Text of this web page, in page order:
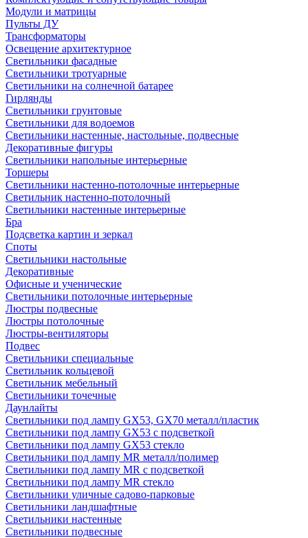
Модули и матрицы
Пульты ДУ
Трансформаторы
Освещение архитектурное
Светильники фасадные
Светильники тротуарные
Светильники на солнечной батарее
Гирлянды
Светильники грунтовые
Светильники для водоемов
Светильники настенные, настольные, подвесные
Декоративные фигуры
Светильники напольные интерьерные
Торшеры
Светильники настенно-потолочные интерьерные
Светильник настенно-потолочный
Светильники настенные интерьерные
Бра
Подсветка картин и зеркал
Споты
Светильники настольные
Декоративные
Офисные и ученические
Светильники потолочные интерьерные
Люстры подвесные
Люстры потолочные
Люстры-вентиляторы
Подвес
Светильники специальные
Светильник кольцевой
Светильник мебельный
Светильники точечные
Даунлайты
Светильники под лампу GX53, GX70 металл/пластик
Светильники под лампу GX53 с подсветкой
Светильники под лампу GX53 стекло
Светильники под лампу MR металл/полимер
Светильники под лампу MR с подсветкой
Светильники под лампу MR стекло
Светильники уличные садово-парковые
Светильники ландшафтные
Светильники настенные
Светильники подвесные